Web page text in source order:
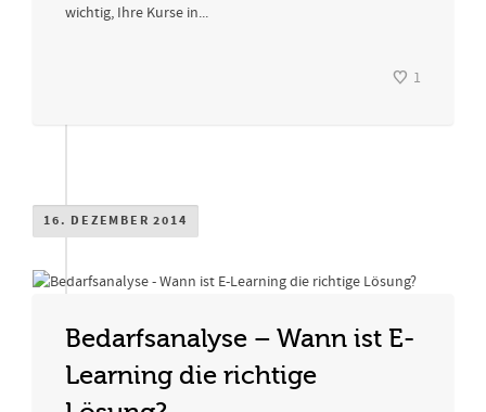
wichtig, Ihre Kurse in...
1
16. DEZEMBER 2014
Bedarfsanalyse – Wann ist E-
Learning die richtige